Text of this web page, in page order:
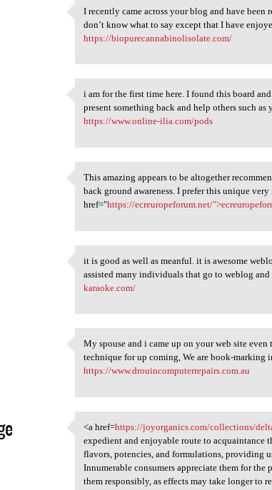
I recently came across your
I recently came across your blog and have
don’t know what to say except that I have
https://biopurecannabinolisolate.com/
i am for the first time here.
i am for the first time here. I found this board
present something back and help others such as
https://www.online-ilia.com/pods
This amazing appears to be
This amazing appears to be altogether
back ground awareness. I prefer this unique very
href="https://ecreuropeforum.net/
it is good as well as meanful
it is good as well as meanful. it is awesome
assisted many individuals that go to weblog
karaoke.com/
My spouse and i came up on
My spouse and i came up on your web site
technique for up coming, We are book-marking
https://www.drouincomputerrepairs.com.au
<a href=https://joyorganics
<a href=https://joyorganics.com/collections/
expedient and enjoyable route to acquaintance
flavors, potencies, and formulations, providing
Innumerable consumers appreciate them for
them responsibly, as effects may take longer to